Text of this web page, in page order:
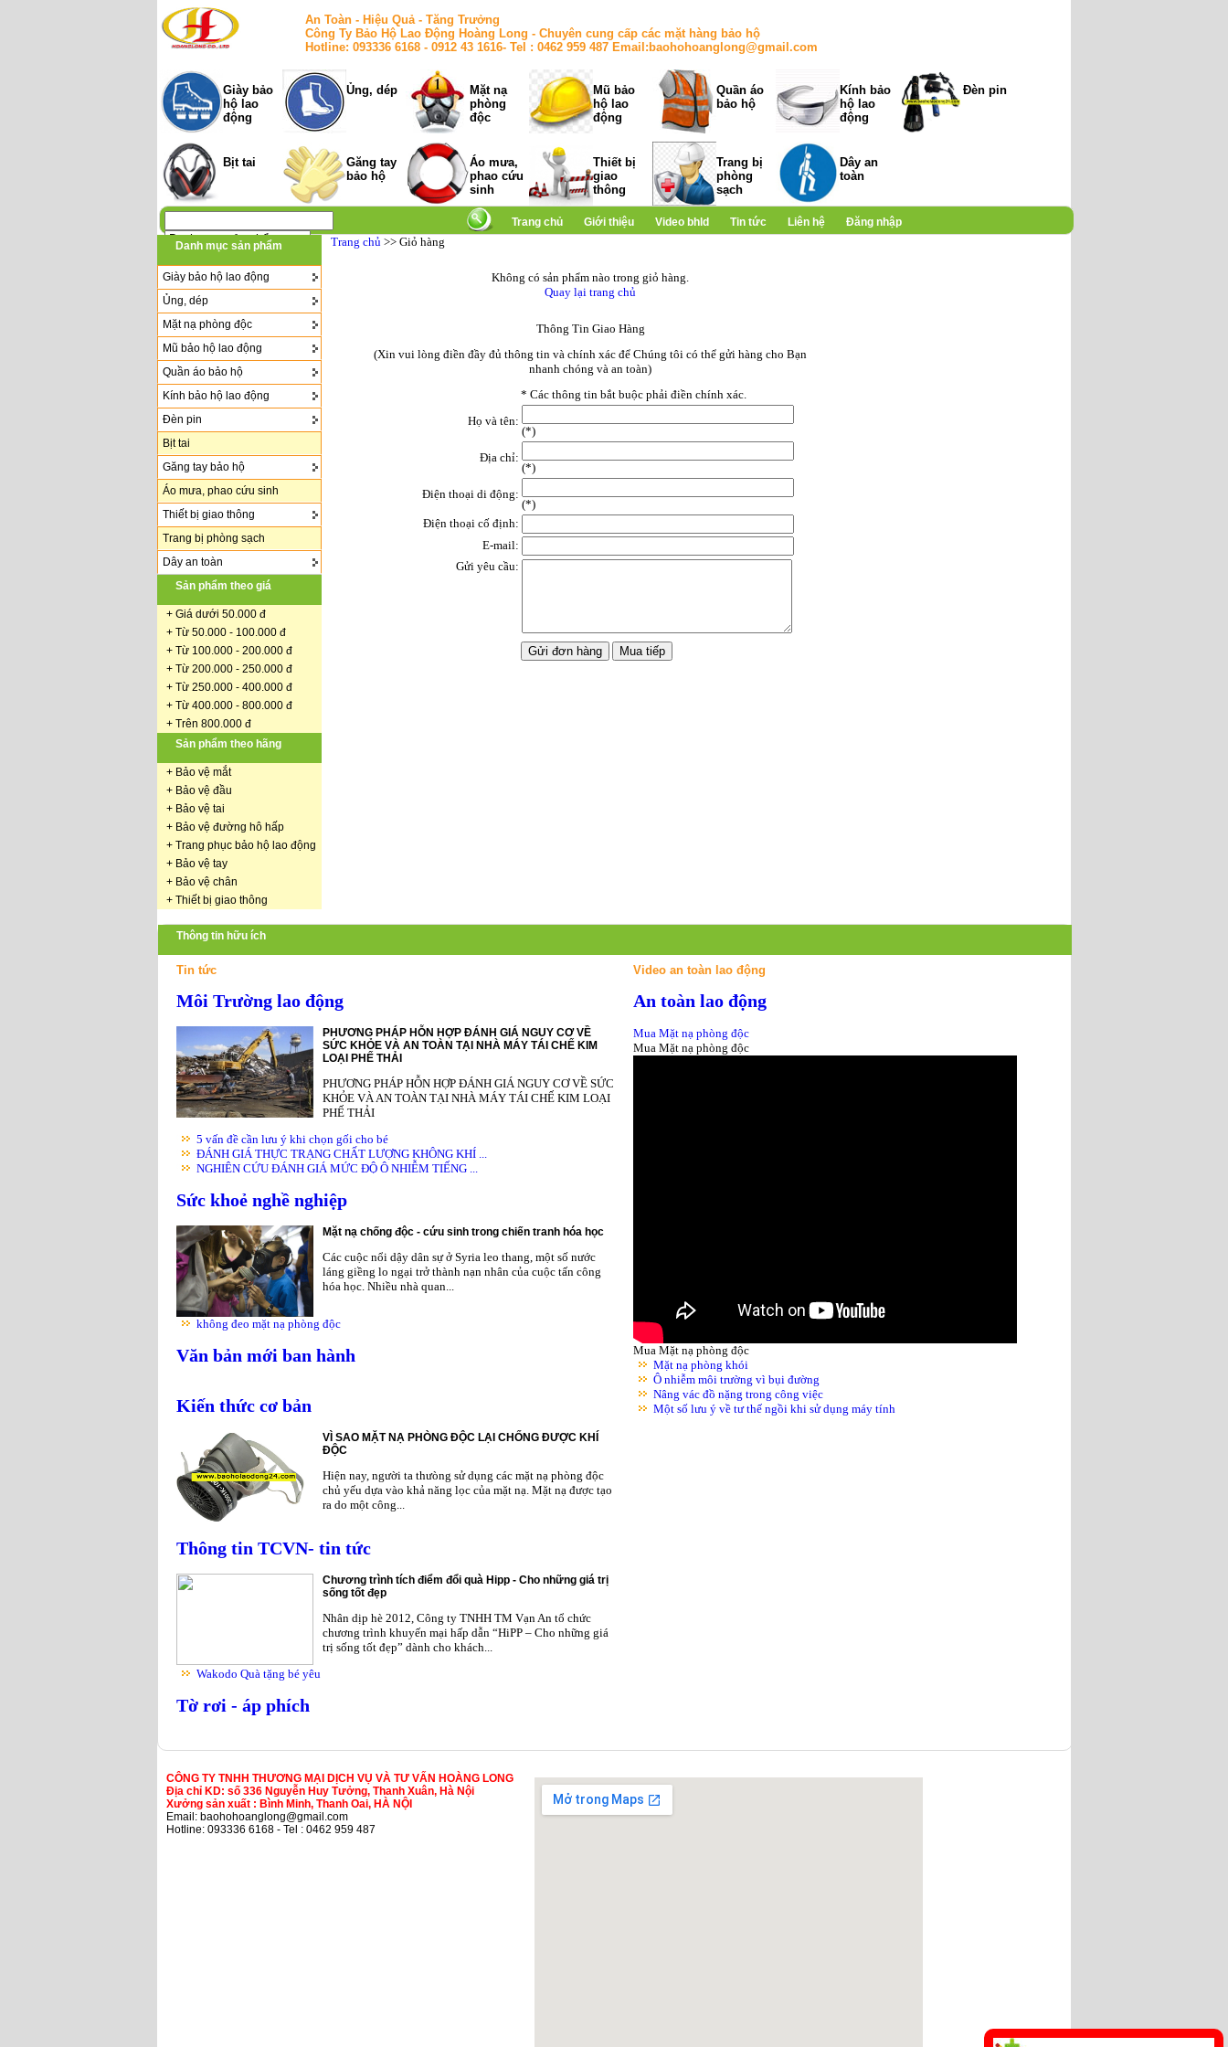
An Toàn - Hiệu Quả - Tăng Trưởng
Công Ty Bảo Hộ Lao Động Hoàng Long - Chuyên cung cấp các mặt hàng bảo hộ
Hotline: 093336 6168 - 0912 43 1616- Tel : 0462 959 487 Email:baohohoanglong@gmail.com
Giày bảo
hộ lao
động
Ủng, dép
Mặt nạ
phòng
độc
Mũ bảo
hộ lao
động
Quần áo
bảo hộ
Kính bảo
hộ lao
động
Đèn pin
Bịt tai
Găng tay
bảo hộ
Áo mưa,
phao cứu
sinh
Thiết bị
giao
thông
Trang bị
phòng
sạch
Dây an
toàn
Trang chủ Giới thiệu Video bhld Tin tức Liên hệ
Đăng nhập
Danh mục sản phẩm
Giày bảo hộ lao động
Ủng, dép
Mặt nạ phòng độc
Mũ bảo hộ lao động
Quần áo bảo hộ
Kính bảo hộ lao động
Đèn pin
Bịt tai
Găng tay bảo hộ
Áo mưa, phao cứu sinh
Thiết bị giao thông
Trang bị phòng sạch
Dây an toàn
Sản phẩm theo giá
+ Giá dưới 50.000 đ
+ Từ 50.000 - 100.000 đ
+ Từ 100.000 - 200.000 đ
+ Từ 200.000 - 250.000 đ
+ Từ 250.000 - 400.000 đ
+ Từ 400.000 - 800.000 đ
+ Trên 800.000 đ
Sản phẩm theo hãng
+ Bảo vệ mắt
+ Bảo vệ đầu
+ Bảo vệ tai
+ Bảo vệ đường hô hấp
+ Trang phục bảo hộ lao động
+ Bảo vệ tay
+ Bảo vệ chân
+ Thiết bị giao thông
Trang chủ >> Giỏ hàng
Không có sản phẩm nào trong giỏ hàng.
Quay lại trang chủ
Thông Tin Giao Hàng
(Xin vui lòng điền đầy đủ thông tin và chính xác để Chúng tôi có thể gửi hàng cho Bạn
nhanh chóng và an toàn)
* Các thông tin bắt buộc phải điền chính xác.
Họ và tên:
(*)
Địa chỉ:
(*)
Điện thoại di động:
(*)
Điện thoại cố định:
E-mail:
Gửi yêu cầu:
Thông tin hữu ích
Tin tức
Môi Trường lao động
PHƯƠNG PHÁP HỖN HỢP ĐÁNH GIÁ NGUY CƠ VỀ
SỨC KHỎE VÀ AN TOÀN TẠI NHÀ MÁY TÁI CHẾ KIM
LOẠI PHẾ THẢI
PHƯƠNG PHÁP HỖN HỢP ĐÁNH GIÁ NGUY CƠ VỀ SỨC
KHỎE VÀ AN TOÀN TẠI NHÀ MÁY TÁI CHẾ KIM LOẠI
PHẾ THẢI
5 vấn đề cần lưu ý khi chọn gối cho bé
ĐÁNH GIÁ THỰC TRẠNG CHẤT LƯỢNG KHÔNG KHÍ ...
NGHIÊN CỨU ĐÁNH GIÁ MỨC ĐỘ Ô NHIỄM TIẾNG ...
Sức khoẻ nghề nghiệp
Mặt nạ chống độc - cứu sinh trong chiến tranh hóa học
Các cuộc nổi dậy dân sự ở Syria leo thang, một số nước
láng giềng lo ngại trở thành nạn nhân của cuộc tấn công
hóa học. Nhiều nhà quan...
không đeo mặt nạ phòng độc
Văn bản mới ban hành
Kiến thức cơ bản
VÌ SAO MẶT NẠ PHÒNG ĐỘC LẠI CHỐNG ĐƯỢC KHÍ
ĐỘC
Hiện nay, người ta thưòng sử dụng các mặt nạ phòng độc
chủ yếu dựa vào khả năng lọc của mặt nạ. Mặt nạ được tạo
ra do một công...
Thông tin TCVN- tin tức
Chương trình tích điểm đổi quà Hipp - Cho những giá trị
sống tốt đẹp
Nhân dịp hè 2012, Công ty TNHH TM Vạn An tổ chức
chương trình khuyến mại hấp dẫn “HiPP – Cho những giá
trị sống tốt đẹp” dành cho khách...
Wakodo Quà tặng bé yêu
Tờ rơi - áp phích
Video an toàn lao động
An toàn lao động
Mua Mặt nạ phòng độc
Mua Mặt nạ phòng độc
Mua Mặt nạ phòng độc
Mặt nạ phòng khói
Ô nhiễm môi trường vì bụi đường
Nâng vác đồ nặng trong công việc
Một số lưu ý về tư thế ngồi khi sử dụng máy tính
CÔNG TY TNHH THƯƠNG MẠI DỊCH VỤ VÀ TƯ VẤN HOÀNG LONG
Địa chỉ KD: số 336 Nguyễn Huy Tưởng, Thanh Xuân, Hà Nội
Xưởng sản xuất : Bình Minh, Thanh Oai, HÀ NỘI
Email: baohohoanglong@gmail.com
Hotline: 093336 6168 - Tel : 0462 959 487